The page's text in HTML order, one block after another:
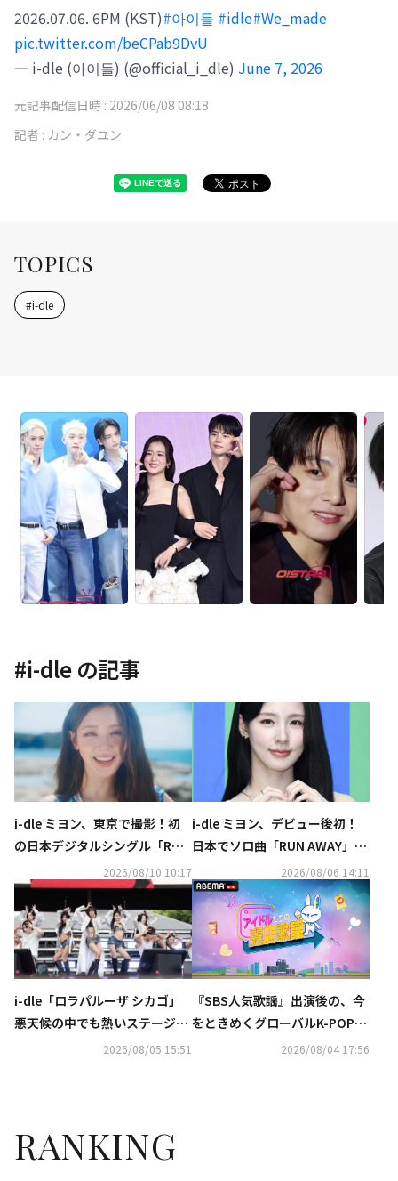
2026.07.06. 6PM (KST)#아이들 #idle#We_made
pic.twitter.com/beCPab9DvU
— i-dle (아이들) (@official_i_dle) June 7, 2026
元記事配信日時 : 2026/06/08 08:18
記者 : カン・ダユン
TOPICS
#i-dle
#i-dle の記事
i-dle ミヨン、東京で撮影！初
の日本デジタルシングル「RUN
AWAY」夏らしい雰囲気のMV公
開
2026/08/10 10:17
i-dle ミヨン、デビュー後初！
日本でソロ曲「RUN AWAY」を
8月10日にリリース2026/08/06 14:11
i-dle「ロラパルーザ シカゴ」
悪天候の中でも熱いステージで
魅了！初公開の新曲パフォーマ
2026/08/05 15:51
『SBS人気歌謡』出演後の、今
をときめくグローバルK-POPア
ーティストたちが週替わりで登
2026/08/04 17:56
RANKING